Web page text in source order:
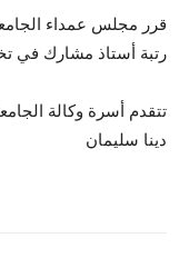
قرر مجلس عمداء
رتبة أستاذ مشارك في
تتقدم أسرة وكالة
دينا سليمان